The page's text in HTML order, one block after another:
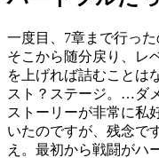
一度目、7章まで行っ
そこから随分戻り、レ
を上げれば詰むことは
スト？ステージ。…ダ
ストーリーが非常に私
いたのですが、残念で
え。最初から戦闘がハ